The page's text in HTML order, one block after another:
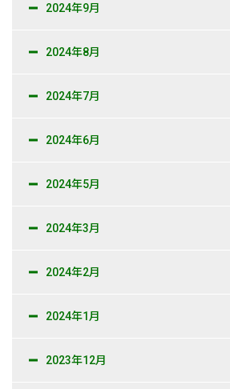
2024年9月
2024年8月
2024年7月
2024年6月
2024年5月
2024年3月
2024年2月
2024年1月
2023年12月